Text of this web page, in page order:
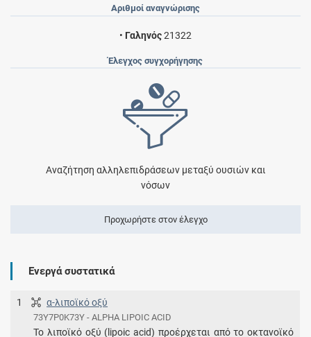
Αριθμοί αναγνώρισης
• Γαληνός21322
Έλεγχος συγχορήγησης
Αναζήτηση αλληλεπιδράσεων μεταξύ ουσιών και
νόσων
Προχωρήστε στον έλεγχο
Ενεργά συστατικά
1 α-λιποϊκό οξύ
73Y7P0K73Y - ALPHA LIPOIC ACID
Το λιποϊκό οξύ (lipoic acid) προέρχεται από το οκτανοϊκό